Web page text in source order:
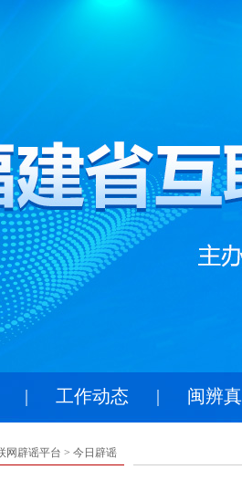
| 工作动态 | 闽辨
网辟谣平台 > 今日辟谣